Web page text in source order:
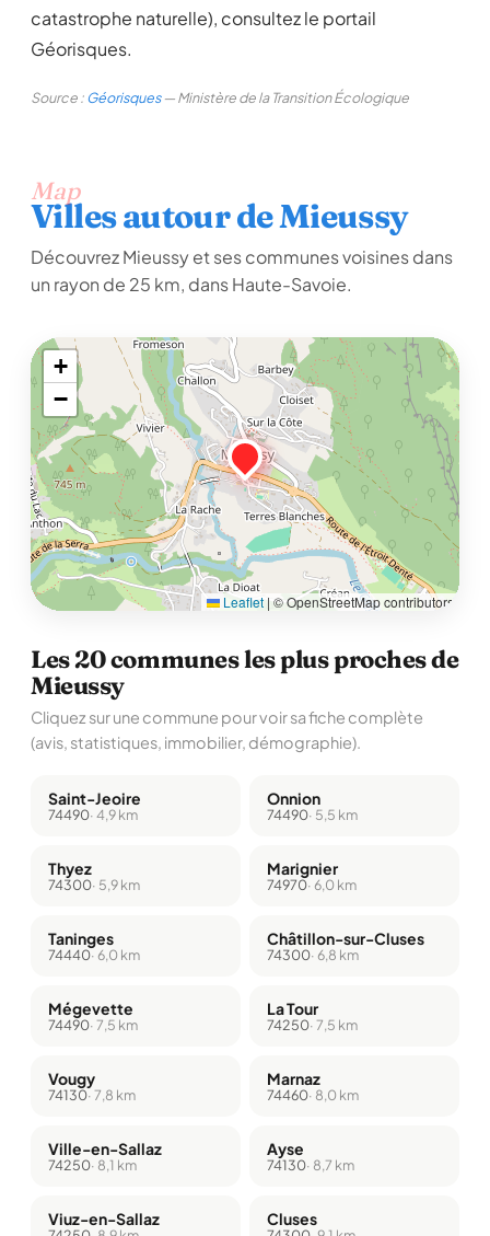
catastrophe naturelle), consultez le portail
Géorisques.
Source :Géorisques— Ministère de la Transition Écologique
Map
Villes autour de Mieussy
Découvrez Mieussy et ses communes voisines dans
un rayon de 25 km, dans Haute-Savoie.
+
−
Leaflet|© OpenStreetMap contributors
Les 20 communes les plus proches de
Mieussy
Cliquez sur une commune pour voir sa fiche complète
(avis, statistiques, immobilier, démographie).
Saint-Jeoire
74490· 4,9 km
Onnion
74490· 5,5 km
Thyez
74300· 5,9 km
Marignier
74970· 6,0 km
Taninges
74440· 6,0 km
Châtillon-sur-Cluses
74300· 6,8 km
Mégevette
74490· 7,5 km
La Tour
74250· 7,5 km
Vougy
74130· 7,8 km
Marnaz
74460· 8,0 km
Ville-en-Sallaz
74250· 8,1 km
Ayse
74130· 8,7 km
Viuz-en-Sallaz Cluses